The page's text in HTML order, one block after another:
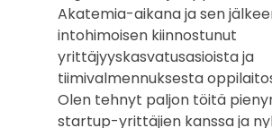
Akatemia-aikana ja sen
intohimoisen kiinnostunut
yrittäjyyskasvatusasioista ja
tiimivalmennuksesta
Olen tehnyt paljon töitä
startup-yrittäjien kanssa ja